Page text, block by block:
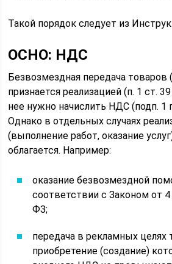
Такой порядок следует из
ОСНО: НДС
Безвозмездная передача товаров
признается реализацией (п. 1 ст.
нее нужно начислить НДС (подп. 1
Однако в отдельных случаях
(выполнение работ, оказание
облагается. Например:
оказание безвозмездной
соответствии с Законом от
ФЗ;
передача в рекламных целях
приобретение (создание)